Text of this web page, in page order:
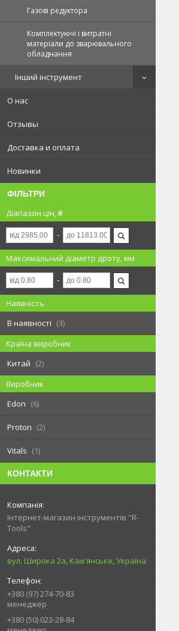
Газові редуктора
Комплектуючі і витратні
матеріали до зварювального
обладнання
Інший інструмент
О нас
Отзывы
Доставка и оплата
Новинки
ФІЛЬТРИ
Діапазон цін, ₴
Максимальний діаметр дроту, мм
Наявність
В наявності
3
Країна виробник
Китай
2
Виробник
Edon
6
Proton 2
Vitals 1
КОНТАКТИ
Інтернет-магазин інструментів "R-
Tools"
вул. Широка 2а, Кам'янське, Україна
+380 (97) 274-70-83
менеджер
+380 (50) 023-28-84